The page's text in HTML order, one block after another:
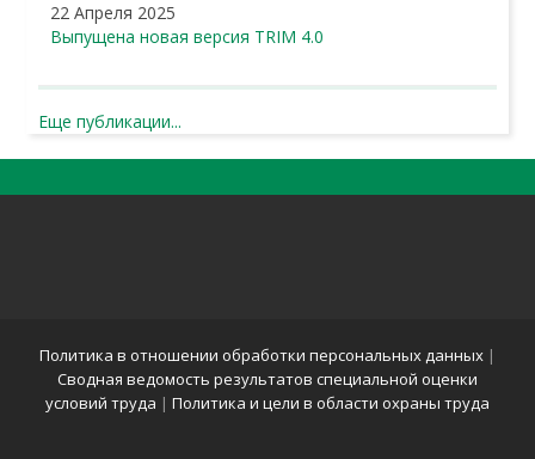
22 Апреля 2025
Выпущена новая версия TRIM 4.0
Еще публикации...
Политика в отношении обработки персональных данных |
Сводная ведомость результатов специальной оценки
условий труда | Политика и цели в области охраны труда